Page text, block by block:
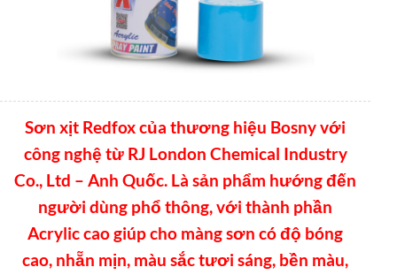
Sơn xịt Redfox của thương hiệu Bosny với
công nghệ từ RJ London Chemical Industry
Co., Ltd – Anh Quốc. Là sản phẩm hướng đến
người dùng phổ thông, với thành phần
Acrylic cao giúp cho màng sơn có độ bóng
cao, nhẵn mịn, màu sắc tươi sáng, bền màu,